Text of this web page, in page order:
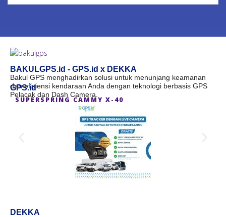
BAKULGPS.id - GPS.id x DEKKA
Bakul GPS menghadirkan solusi untuk menunjang keamanan
dan efisiensi kendaraan Anda dengan teknologi berbasis GPS
Pelacak dan Dash Camera.
GPS.id
SUPERSPRING CAMMY X-40
DEKKA